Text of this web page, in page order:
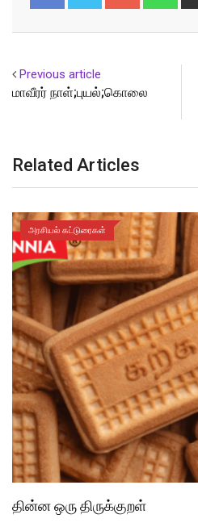
Previous article
மாவீரர் நாள்;புயல்;கொலை
Related Articles
அரசியல் கட்டுரைகள்
தின்ன ஒரு திருக்குறள்